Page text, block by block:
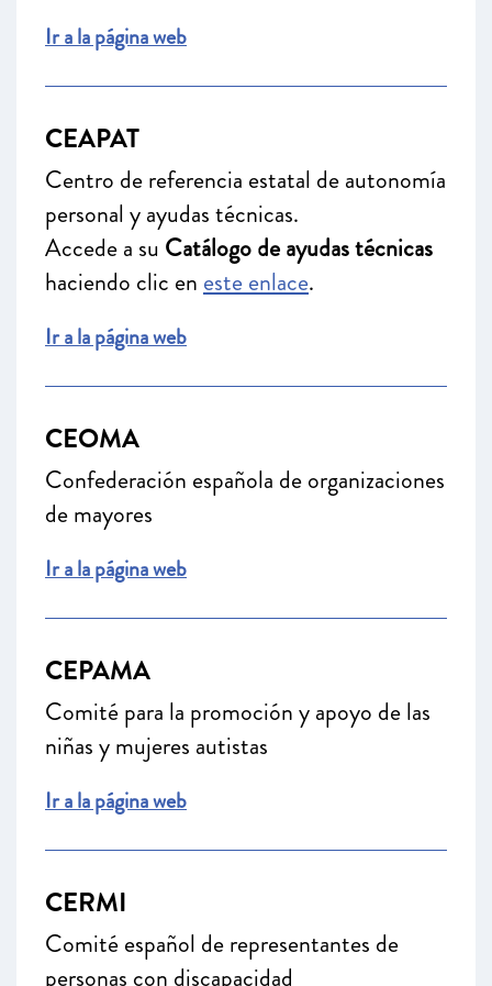
Ir a la página web
CEAPAT
Centro de referencia estatal de autonomía
personal y ayudas técnicas.
Accede a su Catálogo de ayudas técnicas
haciendo clic en este enlace.
Ir a la página web
CEOMA
Confederación española de organizaciones
de mayores
Ir a la página web
CEPAMA
Comité para la promoción y apoyo de las
niñas y mujeres autistas
Ir a la página web
CERMI
Comité español de representantes de
personas con discapacidad